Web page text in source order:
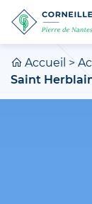
Accueil >
Saint